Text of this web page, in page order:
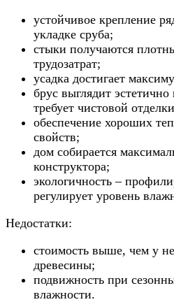
устойчивое крепление
укладке сруба;
стыки получаются
трудозатрат;
усадка достигает
брус выглядит
требует чистовой
обеспечение хороших
свойств;
дом собирается
конструктора;
экологичность –
регулирует уровень
Недостатки:
стоимость выше, чем у
древесины;
подвижность при
влажности.